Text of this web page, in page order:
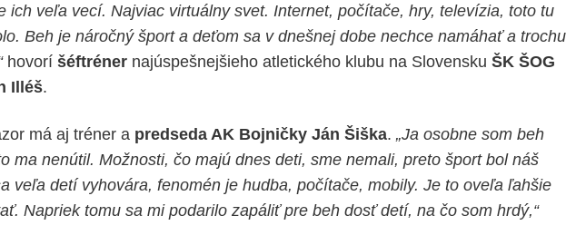
ich veľa vecí. Najviac virtuálny svet. Internet, počítače, hry, televízia, toto tu
Beh je náročný šport a deťom sa v dnešnej dobe nechce namáhať a trochu
hovorí šéftréner najúspešnejšieho atletického klubu na Slovensku ŠK ŠOG
Illéš.
má aj tréner a predseda AK Bojničky Ján Šiška. „Ja osobne som beh
ma nenútil. Možnosti, čo majú dnes deti, sme nemali, preto šport bol náš
veľa detí vyhovára, fenomén je hudba, počítače, mobily. Je to oveľa ľahšie
Napriek tomu sa mi podarilo zapáliť pre beh dosť detí, na čo som hrdý,“